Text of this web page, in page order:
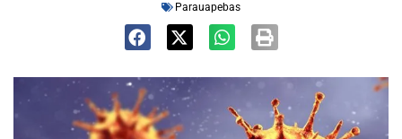
Parauapebas